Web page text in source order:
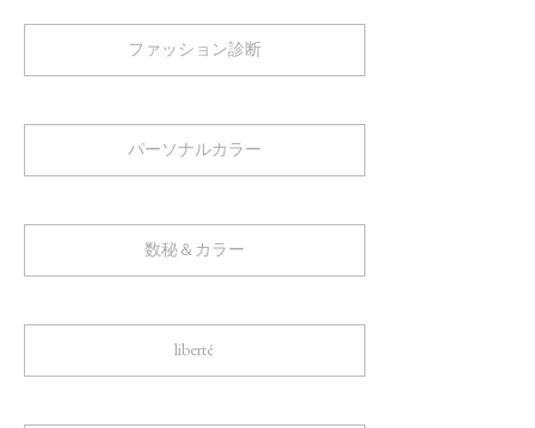
ファッション診断
パーソナルカラー
数秘＆カラー
liberté